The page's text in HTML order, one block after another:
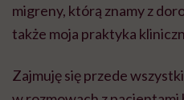
migreny, którą znamy z
także moja praktyka
Zajmuję się przede